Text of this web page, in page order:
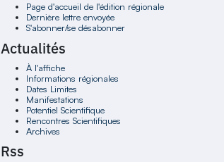
Page d'accueil de l'édition régionale
Dernière lettre envoyée
S'abonner/se désabonner
Actualités
À l'affiche
Informations régionales
Dates Limites
Manifestations
Potentiel Scientifique
Rencontres Scientifiques
Archives
Rss